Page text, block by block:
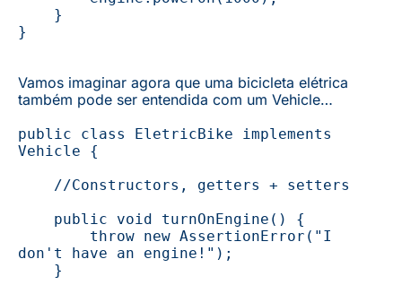
    }
}
Vamos imaginar agora que uma bicicleta elétrica
também pode ser entendida com um Vehicle…
public class EletricBike
implements
Vehicle {
    //Constructors, getters + setters
    public
void turnOnEngine ()
{
        throw
new AssertionError ( "I
don't have an engine!" );
    }